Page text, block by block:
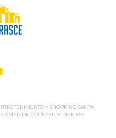
> SHOPPING SANTA
DE COUNTER-STRIKE EM